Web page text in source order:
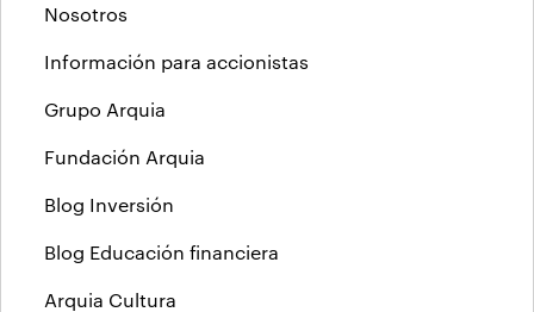
Nosotros
Información para accionistas
Grupo Arquia
Fundación Arquia
Blog Inversión
Blog Educación financiera
Arquia Cultura